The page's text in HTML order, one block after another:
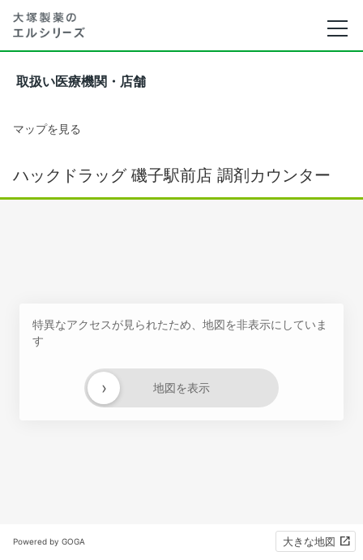
取扱い医療機関・店舗
マップを見る
ハックドラッグ 磯子駅前店 調剤カウンター
特異なアクセスが見られたため、地図を非表示にしていま
す
地図を表示
›
Powered by GOGA 大きな地図